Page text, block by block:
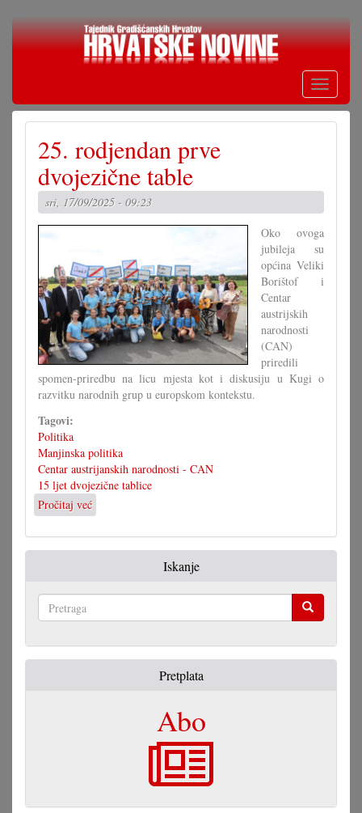
Skoči
Toggle
25. rodjendan prve
dvojezične table
sri, 17/09/2025 - 09:23
Oko ovoga
jubileja su
općina Veliki
Borištof i
Centar
austrijskih
narodnosti
(CAN)
priredili
spomen-priredbu na licu mjesta kot i diskusiju u Kugi o
razvitku narodnih grup u europskom kontekstu.
Tagovi:
Politika
Manjinska politika
Centar austrijanskih narodnosti - CAN
15 ljet dvojezične tablice
Pročitaj već
25.
rodjendan
prve
Iskanje
Pretplata
Abo